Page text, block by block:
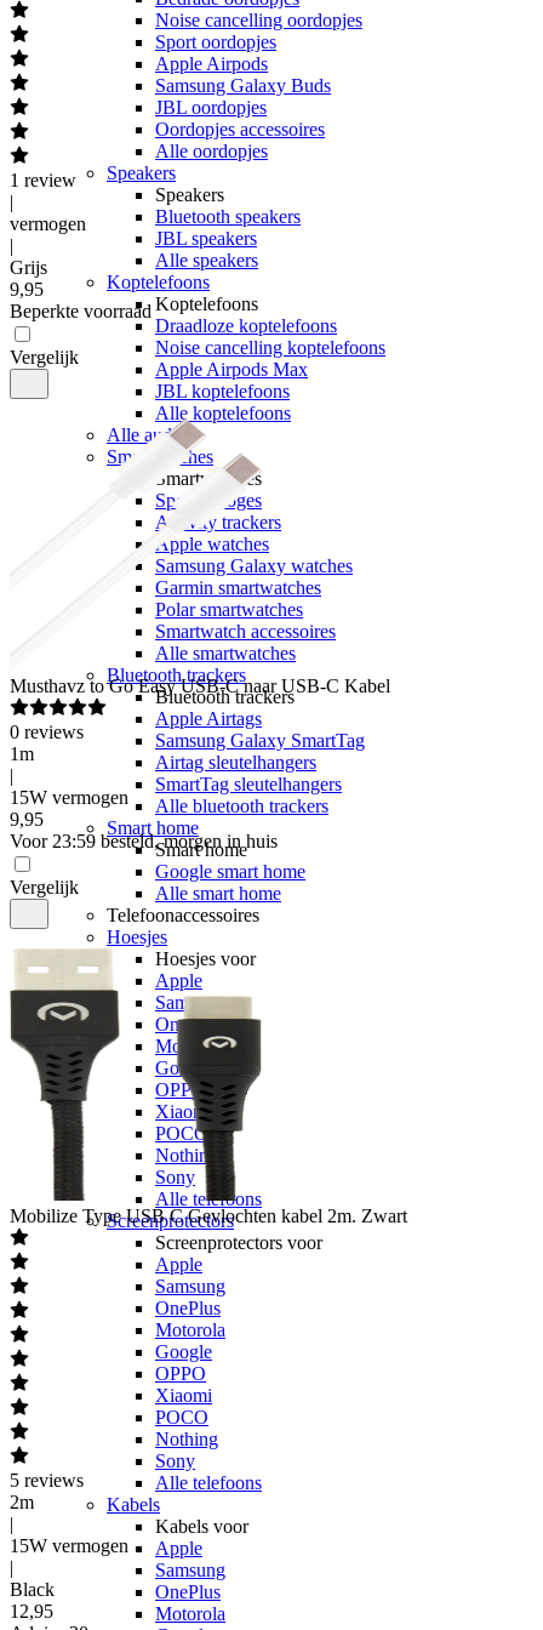
Noise cancelling oordopjes
Sport oordopjes
Apple Airpods
Samsung Galaxy Buds
JBL oordopjes
Oordopjes accessoires
Alle oordopjes
Speakers
Speakers
Bluetooth speakers
JBL speakers
Alle speakers
Koptelefoons
Koptelefoons
Draadloze koptelefoons
Noise cancelling koptelefoons
Apple Airpods Max
JBL koptelefoons
Alle koptelefoons
Alle audio
Smartwatches
Smartwatches
Sporthorloges
Activity trackers
Apple watches
Samsung Galaxy watches
Garmin smartwatches
Polar smartwatches
Smartwatch accessoires
Alle smartwatches
Bluetooth trackers
Bluetooth trackers
Apple Airtags
Samsung Galaxy SmartTag
Airtag sleutelhangers
SmartTag sleutelhangers
Alle bluetooth trackers
Smart home
Smart home
Google smart home
Alle smart home
Telefoonaccessoires
Hoesjes
Hoesjes voor
Apple
Samsung
OnePlus
Motorola
Google
OPPO
Xiaomi
POCO
Nothing
Sony
Alle telefoons
Screenprotectors
Screenprotectors voor
Apple
Samsung
OnePlus
Motorola
Google
OPPO
Xiaomi
POCO
Nothing
Sony
Alle telefoons
Kabels
Kabels voor
Apple
Samsung
OnePlus
Motorola
1 review
|
vermogen
|
Grijs
9,95
Beperkte voorraad
Vergelijk
Musthavz to Go Easy USB-C naar USB-C Kabel
0 reviews
1m
|
15W vermogen
9,95
Voor 23:59 besteld, morgen in huis
Vergelijk
Mobilize Type USB C Gevlochten kabel 2m. Zwart
5 reviews
2m
|
15W vermogen
|
Black
12,95